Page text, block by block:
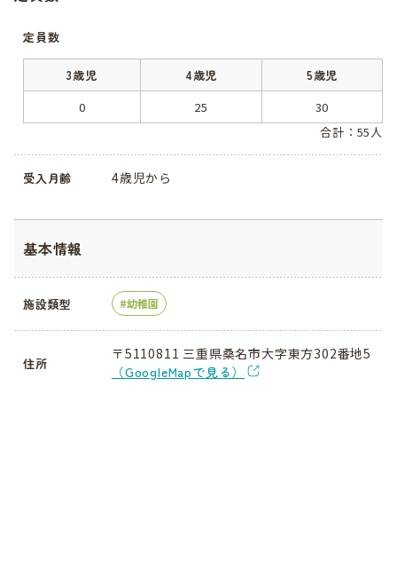
定員数
3歳児 4歳児
5歳児
0
25
30
合計：55人
受入月齢 4歳児から
基本情報
施設類型 幼稚園
住所
〒5110811 三重県桑名市大字東方302番地5
（GoogleMapで見る）